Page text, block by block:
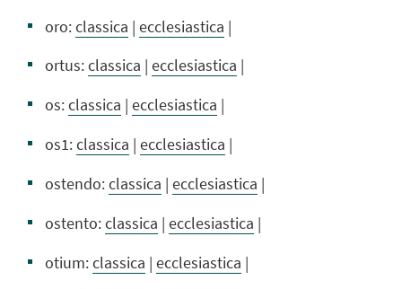
oro:classica | ecclesiastica |
ortus:classica | ecclesiastica |
os:classica | ecclesiastica |
os1:classica | ecclesiastica |
ostendo:classica | ecclesiastica |
ostento:classica | ecclesiastica |
otium:classica | ecclesiastica |